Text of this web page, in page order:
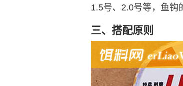
1.5号、2.0号等，鱼钩
三、搭配原则